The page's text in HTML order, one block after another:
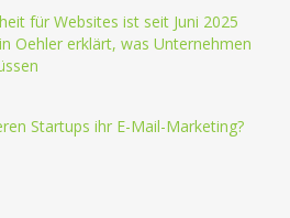
für Websites ist seit Juni 2025
Oehler erklärt, was Unternehmen
Startups ihr E-Mail-Marketing?